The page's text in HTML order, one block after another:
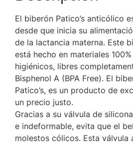
El biberón Patico’s anticólico
desde que inicia su
de la lactancia materna. Este
está hecho en materiales
higiénicos, libres
Bisphenol A (BPA Free). El
Patico’s, es un producto de
un precio justo.
Gracias a su válvula de
e indeformable, evita que el
molestos cólicos. Esta válvula